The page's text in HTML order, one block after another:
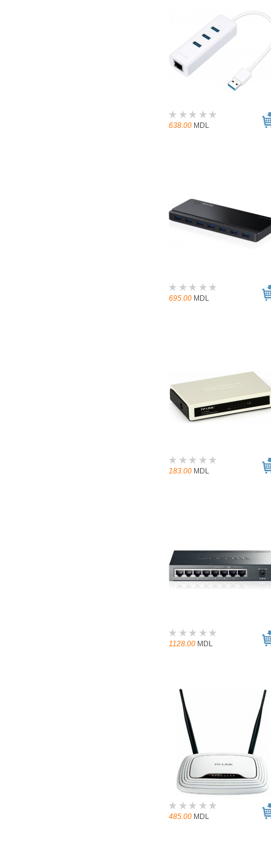
638.00 MDL
695.00 MDL
183.00 MDL
1128.00 MDL
485.00 MDL